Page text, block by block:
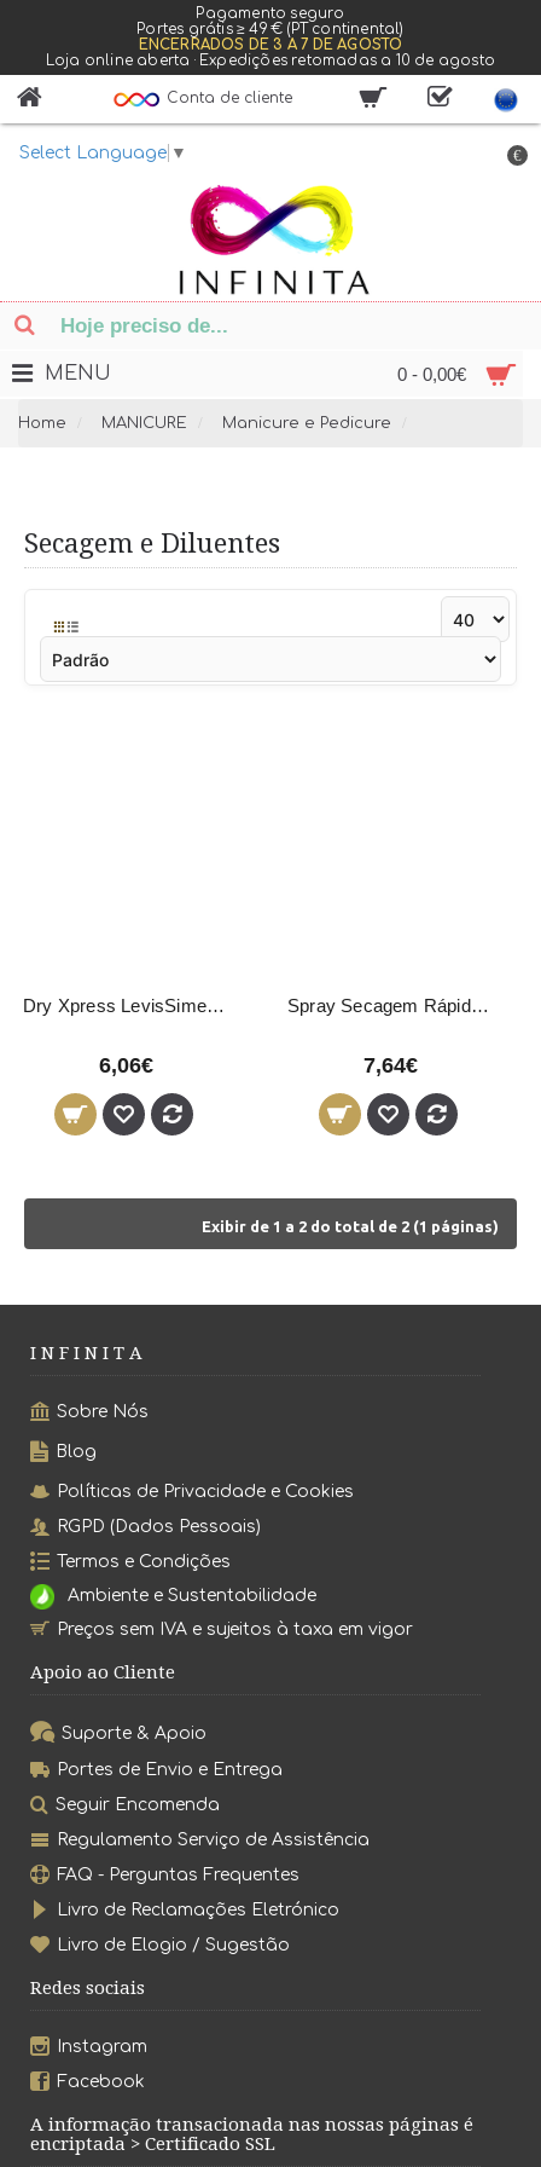
Pagamento seguro
Portes grátis ≥ 49 € (PT continental)
ENCERRADOS DE 3 A 7 DE AGOSTO
Loja online aberta · Expedições retomadas a 10 de agosto
Select Language ▼
Conta de cliente
€
0 - 0,00€
MENU
Home MANICURE Manicure e Pedicure
Secagem e Diluentes
Dry Xpress LevisSime 15ml
6,06€
Spray Secagem Rápida Verniz LeviSsime 300ml
7,64€
Exibir de 1 a 2 do total de 2 (1 páginas)
I N F I N I T A
Sobre Nós
Blog
Políticas de Privacidade e Cookies
RGPD (Dados Pessoais)
Termos e Condições
Ambiente e Sustentabilidade
Preços sem IVA e sujeitos à taxa em vigor
Apoio ao Cliente
Suporte & Apoio
Portes de Envio e Entrega
Seguir Encomenda
Regulamento Serviço de Assistência
FAQ - Perguntas Frequentes
Livro de Reclamações Eletrónico
Livro de Elogio / Sugestão
Redes sociais
Instagram
Facebook
A informação transacionada nas nossas páginas é
encriptada > Certificado SSL